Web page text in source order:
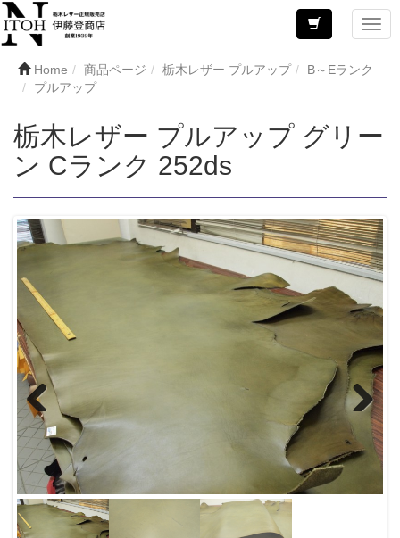
Home 商品ページ 栃木レザー プルアップ
B～Eランク
プルアップ
栃木レザー プルアップ グリー
ン Cランク 252ds
Previous Next